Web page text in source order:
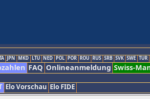
JPN MKD LTU NED POL POR ROU RUS SRB SVK SWE TUR
FAQ Onlineanmeldung Swiss-
Elo Vorschau Elo FIDE